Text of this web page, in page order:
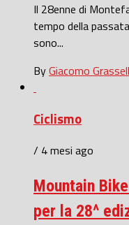
Il 28enne di
tempo della
sono...
ByGiacomo
Ciclismo
/ 4 mesi ago
Mountain
per la 28^